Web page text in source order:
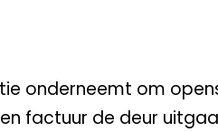
onderneemt om
factuur de deur